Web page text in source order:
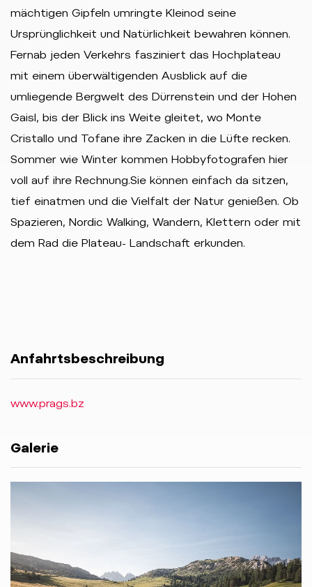
mächtigen Gipfeln umringte Kleinod seine
Ursprünglichkeit und Natürlichkeit bewahren können.
Fernab jeden Verkehrs fasziniert das Hochplateau
mit einem überwältigenden Ausblick auf die
umliegende Bergwelt des Dürrenstein und der Hohen
Gaisl, bis der Blick ins Weite gleitet, wo Monte
Cristallo und Tofane ihre Zacken in die Lüfte recken.
Sommer wie Winter kommen Hobbyfotografen hier
voll auf ihre Rechnung.Sie können einfach da sitzen,
tief einatmen und die Vielfalt der Natur genießen. Ob
Spazieren, Nordic Walking, Wandern, Klettern oder mit
dem Rad die Plateau- Landschaft erkunden.
Anfahrtsbeschreibung
www.prags.bz
Galerie